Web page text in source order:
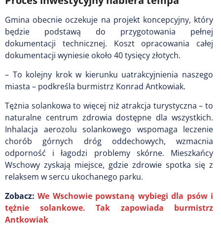
Gmina obecnie oczekuje na projekt koncepcyjny, który
będzie podstawą do przygotowania pełnej
dokumentacji technicznej. Koszt opracowania całej
dokumentacji wyniesie około 40 tysięcy złotych.
– To kolejny krok w kierunku uatrakcyjnienia naszego
miasta – podkreśla burmistrz Konrad Antkowiak.
Tężnia solankowa to więcej niż atrakcja turystyczna – to
naturalne centrum zdrowia dostępne dla wszystkich.
Inhalacja aerozolu solankowego wspomaga leczenie
chorób górnych dróg oddechowych, wzmacnia
odporność i łagodzi problemy skórne. Mieszkańcy
Wschowy zyskają miejsce, gdzie zdrowie spotka się z
relaksem w sercu ukochanego parku.
Zobacz:We Wschowie powstaną wybiegi dla psów i
tężnie solankowe. Tak zapowiada burmistrz
Antkowiak